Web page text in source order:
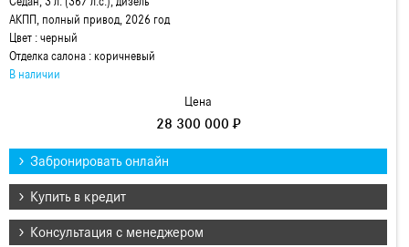
АКПП, полный привод, 2026 год
Цвет : черный
Отделка салона : коричневый
В наличии
Цена
28 300 000 ₽
Забронировать онлайн
Купить в кредит
Консультация с менеджером